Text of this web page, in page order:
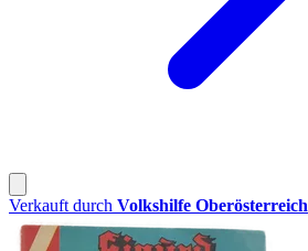
Verkauft durch Volkshilfe Oberösterreich